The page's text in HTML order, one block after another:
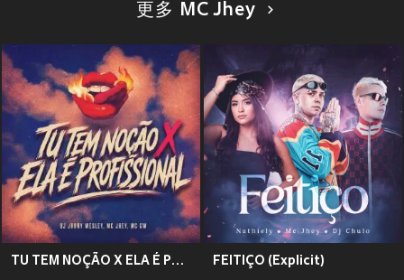
更多 MC Jhey
TU TEM NOÇÃO X ELA É PROFISSIONAL (Explicit) FEITIÇO (Explicit)